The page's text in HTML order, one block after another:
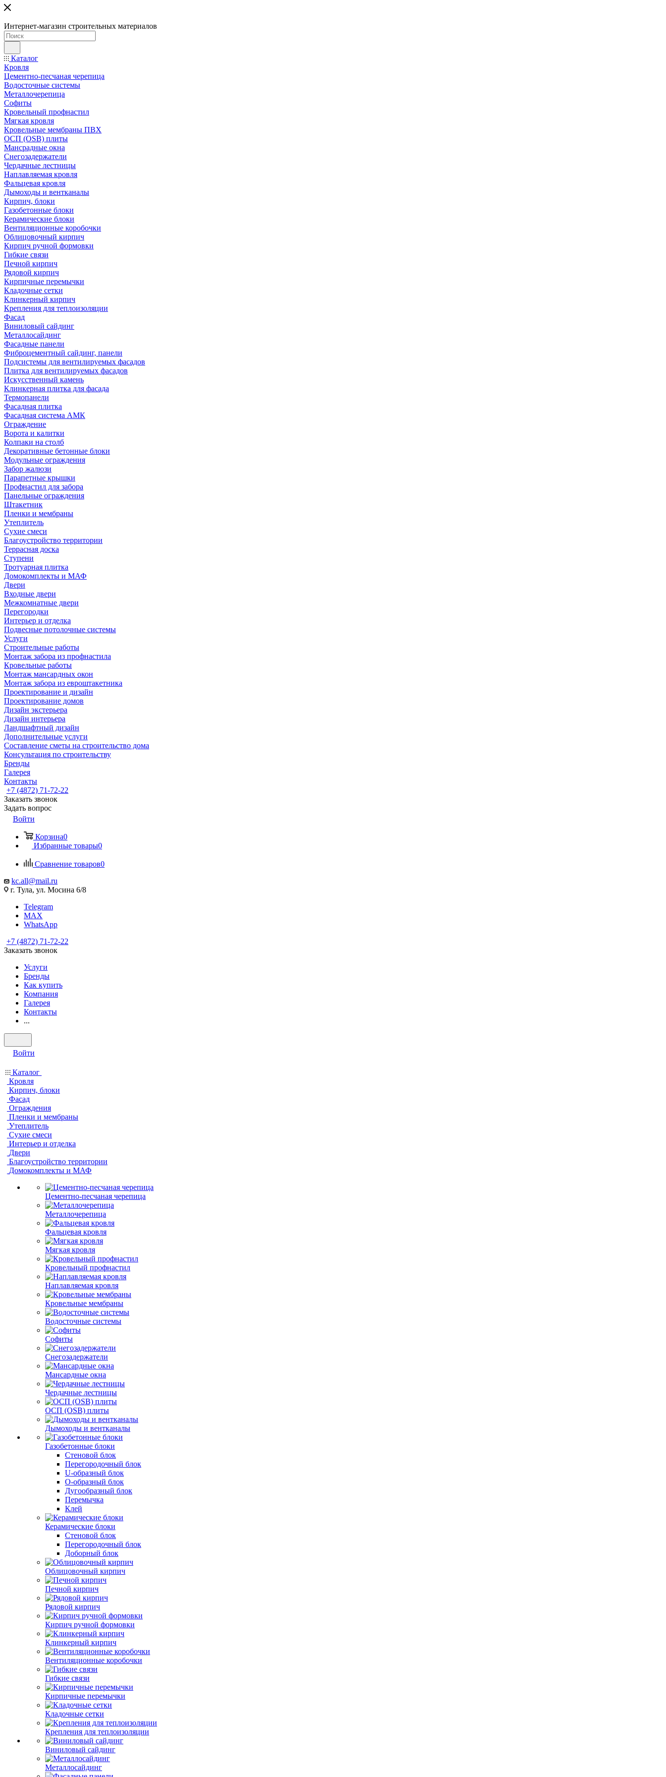
Интернет-магазин строительных материалов
Каталог
Кровля
Цементно-песчаная черепица
Водосточные системы
Металлочерепица
Софиты
Кровельный профнастил
Мягкая кровля
Кровельные мембраны ПВХ
ОСП (OSB) плиты
Мансрадные окна
Снегозадержатели
Чердачные лестницы
Наплавляемая кровля
Фальцевая кровля
Дымоходы и вентканалы
Кирпич, блоки
Газобетонные блоки
Керамические блоки
Вентиляционные коробочки
Облицовочный кирпич
Кирпич ручной формовки
Гибкие связи
Печной кирпич
Рядовой кирпич
Кирпичные перемычки
Кладочные сетки
Клинкерный кирпич
Крепления для теплоизоляции
Фасад
Виниловый сайдинг
Металлосайдинг
Фасадные панели
Фиброцементный сайдинг, панели
Подсистемы для вентилируемых фасадов
Плитка для вентилируемых фасадов
Искусственный камень
Клинкерная плитка для фасада
Термопанели
Фасадная плитка
Фасадная система АМК
Ограждение
Ворота и калитки
Колпаки на столб
Декоративные бетонные блоки
Модульные ограждения
Забор жалюзи
Парапетные крышки
Профнастил для забора
Панельные ограждения
Штакетник
Пленки и мембраны
Утеплитель
Сухие смеси
Благоустройство территории
Террасная доска
Ступени
Тротуарная плитка
Домокомплекты и МАФ
Двери
Входные двери
Межкомнатные двери
Перегородки
Интерьер и отделка
Подвесные потолочные системы
Услуги
Строительные работы
Монтаж забора из профнастила
Кровельные работы
Монтаж мансардных окон
Монтаж забора из евроштакетника
Проектирование и дизайн
Проектирование домов
Дизайн экстерьера
Дизайн интерьера
Ландшафтный дизайн
Дополнительные услуги
Составление сметы на строительство дома
Консультация по строительству
Бренды
Галерея
Контакты
+7 (4872) 71-72-22
Заказать звонок
Задать вопрос
Войти
Корзина0
Избранные товары0
Сравнение товаров0
kc.all@mail.ru
г. Тула, ул. Мосина 6/8
Telegram
MAX
WhatsApp
+7 (4872) 71-72-22
Заказать звонок
Услуги
Бренды
Как купить
Компания
Галерея
Контакты
...
Войти
Каталог
Кровля
Кирпич, блоки
Фасад
Ограждения
Пленки и мембраны
Утеплитель
Сухие смеси
Интерьер и отделка
Двери
Благоустройство территории
Домокомплекты и МАФ
Цементно-песчаная черепица
Металлочерепица
Фальцевая кровля
Мягкая кровля
Кровельный профнастил
Наплавляемая кровля
Кровельные мембраны
Водосточные системы
Софиты
Снегозадержатели
Мансардные окна
Чердачные лестницы
ОСП (OSB) плиты
Дымоходы и вентканалы
Газобетонные блоки
Стеновой блок
Перегородочный блок
U-образный блок
О-образный блок
Дугообразный блок
Перемычка
Клей
Керамические блоки
Стеновой блок
Перегородочный блок
Доборный блок
Облицовочный кирпич
Печной кирпич
Рядовой кирпич
Кирпич ручной формовки
Клинкерный кирпич
Вентиляционные коробочки
Гибкие связи
Кирпичные перемычки
Кладочные сетки
Крепления для теплоизоляции
Виниловый сайдинг
Металлосайдинг